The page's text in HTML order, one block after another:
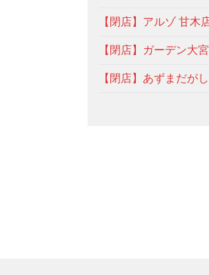
【閉店】アルゾ 甘木
【閉店】ガーデン大
【閉店】あずまだが